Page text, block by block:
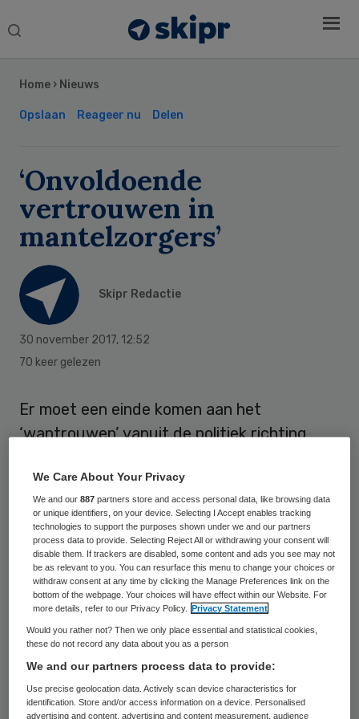
Search
Home › Nieuws
Opslaan Reageer nu Delen
‘Onvoldoende
vertrouwen in
mantelzorgers’
Skipr Redactie
30 november 2017, 12:52
70 keer gelezen
Er moet een einde komen aan het
‘wantrouwen’ vanuit de politiek richting
regelgeving krijgt deze groep veel te veel
tegenwerking, stelt Mezzo, de landelijke
vereniging voor iedereen die zorgt voor een
naaste.
“Mantelzorgers gaan een steeds grotere rol
spelen. Maar van de overheid krijgt deze
groep wantrouwen in plaats van erkenning.
Met het oog op fraude zijn er nu zoveel
regels, maar deze groep heeft het beste
met hun naasten voor. Ze verdienen veel
Sidebar
We Care About Your Privacy
We and our887 partners store and access personal data, like browsing data
or unique identifiers, on your device. Selecting I Accept enables tracking
technologies to support the purposes shown under we and our partners
process data to provide. Selecting Reject All or withdrawing your consent will
disable them. If trackers are disabled, some content and ads you see may not
be as relevant to you. You can resurface this menu to change your choices or
withdraw consent at any time by clicking the Manage Preferences link on the
bottom of the webpage. Your choices will have effect within our Website. For
more details, refer to our Privacy Policy.
Privacy Statement
Would you rather not? Then we only place essential and statistical cookies,
these do not record any data about you as a person
We and our partners process data to provide:
Use precise geolocation data. Actively scan device characteristics for
identification. Store and/or access information on a device. Personalised
advertising and content, advertising and content measurement, audience